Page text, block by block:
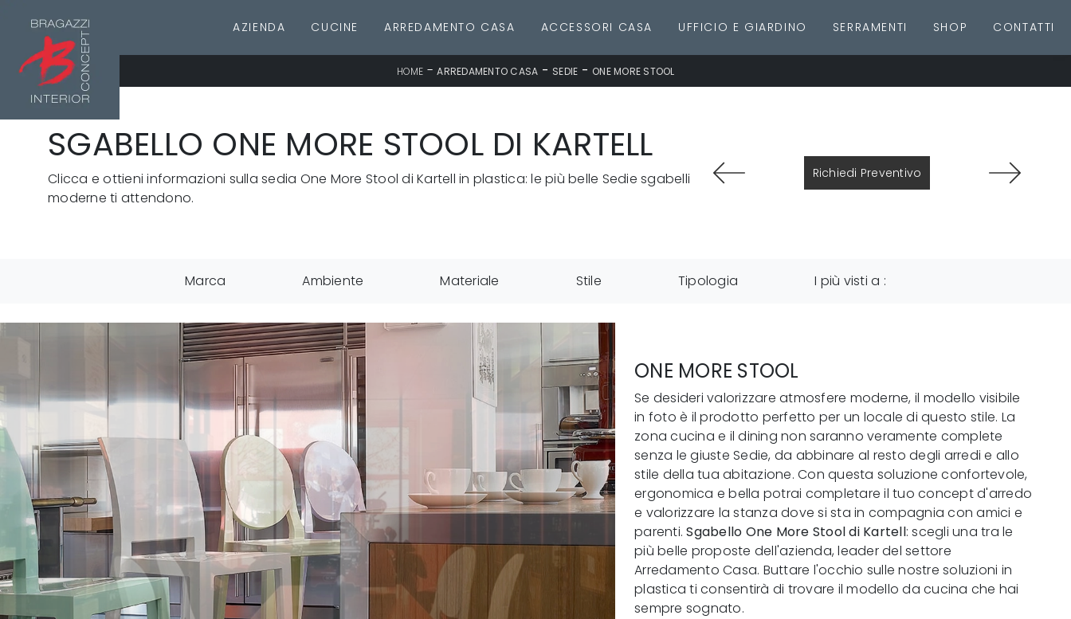
AZIENDA CUCINE ARREDAMENTO CASA ACCESSORI CASA UFFICIO E GIARDINO SERRAMENTI SHOP CONTATTI
HOME -ARREDAMENTO CASA - SEDIE - ONE MORE STOOL
SGABELLO ONE MORE STOOL DI KARTELL
Clicca e ottieni informazioni sulla sedia One More Stool di Kartell in plastica: le più belle Sedie sgabelli
moderne ti attendono.
Richiedi Preventivo
Marca Ambiente Materiale Stile Tipologia I più visti a :
ONE MORE STOOL
Se desideri valorizzare atmosfere moderne, il modello visibile
in foto è il prodotto perfetto per un locale di questo stile. La
zona cucina e il dining non saranno veramente complete
senza le giuste Sedie, da abbinare al resto degli arredi e allo
stile della tua abitazione. Con questa soluzione confortevole,
ergonomica e bella potrai completare il tuo concept d'arredo
e valorizzare la stanza dove si sta in compagnia con amici e
parenti.Sgabello One More Stool di Kartell: scegli una tra le
più belle proposte dell'azienda, leader del settore
Arredamento Casa. Buttare l'occhio sulle nostre soluzioni in
plastica ti consentirà di trovare il modello da cucina che hai
sempre sognato.